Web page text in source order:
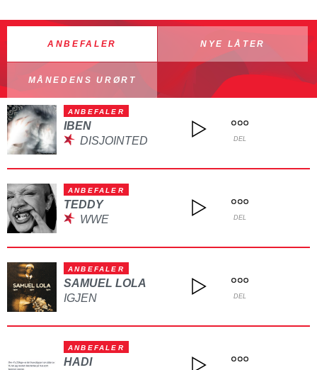
ANBEFALER NYE LÅTER
MÅNEDENS URØRT
ANBEFALER
IBEN
DISJOINTED
DEL
ANBEFALER
TEDDY
WWE
DEL
ANBEFALER
SAMUEL LOLA
IGJEN
DEL
ANBEFALER
HADI